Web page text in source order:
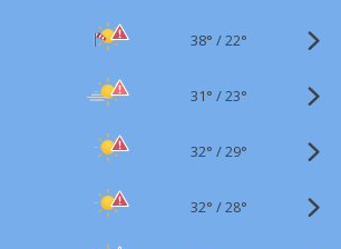
38° /22°
31° /23°
32° /29°
32° /28°